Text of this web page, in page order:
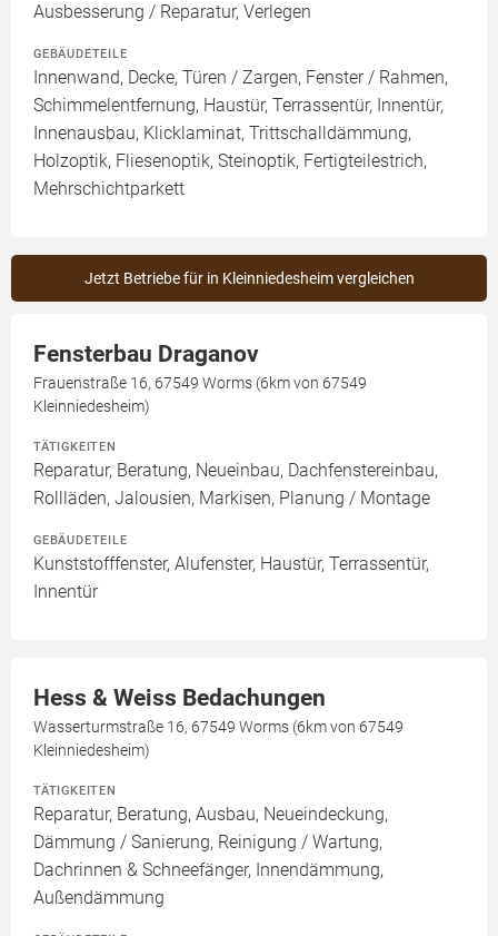
Ausbesserung / Reparatur, Verlegen
GEBÄUDETEILE
Innenwand, Decke, Türen / Zargen, Fenster / Rahmen,
Schimmelentfernung, Haustür, Terrassentür, Innentür,
Innenausbau, Klicklaminat, Trittschalldämmung,
Holzoptik, Fliesenoptik, Steinoptik, Fertigteilestrich,
Mehrschichtparkett
Jetzt Betriebe für in Kleinniedesheim vergleichen
Fensterbau Draganov
Frauenstraße 16, 67549 Worms (6km von 67549
Kleinniedesheim)
TÄTIGKEITEN
Reparatur, Beratung, Neueinbau, Dachfenstereinbau,
Rollläden, Jalousien, Markisen, Planung / Montage
GEBÄUDETEILE
Kunststofffenster, Alufenster, Haustür, Terrassentür,
Innentür
Hess & Weiss Bedachungen
Wasserturmstraße 16, 67549 Worms (6km von 67549
Kleinniedesheim)
TÄTIGKEITEN
Reparatur, Beratung, Ausbau, Neueindeckung,
Dämmung / Sanierung, Reinigung / Wartung,
Dachrinnen & Schneefänger, Innendämmung,
Außendämmung